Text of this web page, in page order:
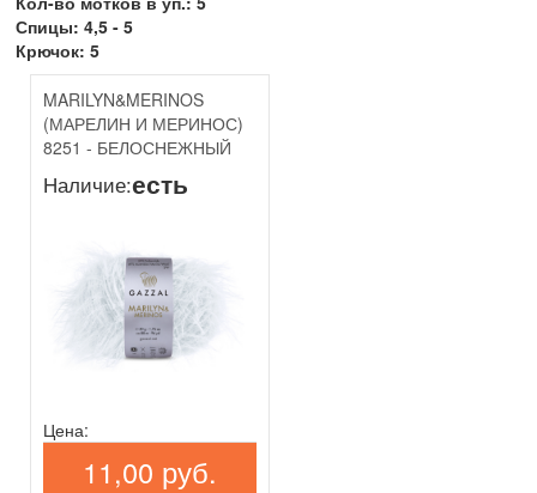
Спицы: 4,5 - 5
Крючок: 5
MARILYN&MERINOS
(МАРЕЛИН И МЕРИНОС)
8251 - БЕЛОСНЕЖНЫЙ
Наличие:есть
Цена:
11,00 руб.